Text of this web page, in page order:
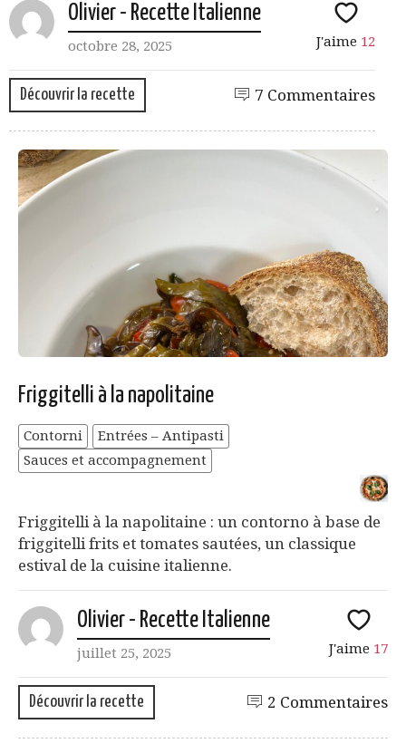
Olivier - Recette Italienne
octobre 28, 2025 J'aime 12
Découvrir la recette 7 Commentaires
Friggitelli à la napolitaine
Contorni
Entrées – Antipasti
Sauces et accompagnement
Friggitelli à la napolitaine : un contorno à base de
friggitelli frits et tomates sautées, un classique
estival de la cuisine italienne.
Olivier - Recette Italienne
juillet 25, 2025 J'aime 17
Découvrir la recette 2 Commentaires